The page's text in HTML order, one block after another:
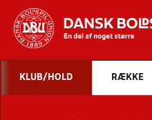
KLUB/HOLD RÆKKE